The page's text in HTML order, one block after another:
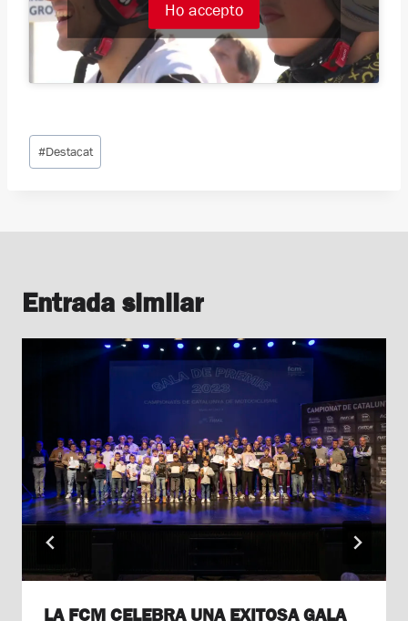
Ho accepto
Etiquetes
d'entrada
#Destacat
Entrada similar
LA FCM CELEBRA UNA EXITOSA GALA